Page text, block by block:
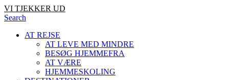
VI TJEKKER UD
Search
AT REJSE
AT LEVE MED MINDRE
BESØG HJEMMEFRA
AT VÆRE
HJEMMESKOLING